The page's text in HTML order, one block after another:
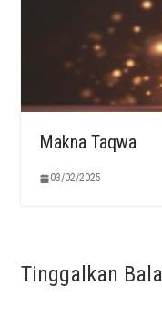
Makna Taqwa
03/02/2025
Tinggalkan